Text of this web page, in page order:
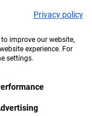
Privacy policy
improve our website,
experience. For
settings.